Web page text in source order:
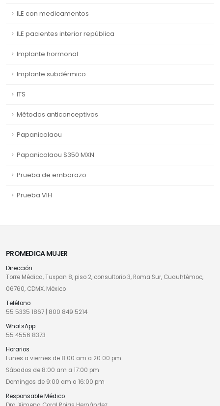
ILE con medicamentos
ILE pacientes interior república
Implante hormonal
Implante subdérmico
ITS
Métodos anticonceptivos
Papanicolaou
Papanicolaou $350 MXN
Prueba de embarazo
Prueba VIH
PROMEDICA MUJER
Dirección
Torre Médica, Tuxpan 8, piso 2, consultorio 3, Roma Sur, Cuauhtémoc,
06760, CDMX. México
Teléfono
55 5335 1867
800 849 5214
WhatsApp
55 4556 8373
Horarios
Lunes a viernes de 8:00 am a 20:00 pm
Sábados de 8:00 am a 17:00 pm
Domingos de 9:00 am a 16:00 pm
Responsable Médico